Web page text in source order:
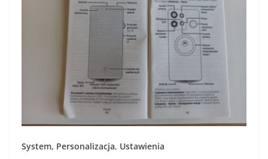
System, Personalizacja, Ustawienia